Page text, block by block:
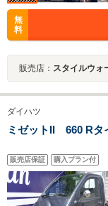
無
料
販売店： スタイルウォ
ダイハツ
ミゼットII 660 R
販売店保証 購入プラン付